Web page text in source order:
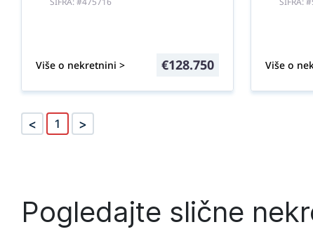
Više o nekretnini > €128.750 Više o
< 1 >
Pogledajte slične